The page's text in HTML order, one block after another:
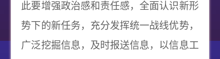
此要增强政治感和责任感，全面认识新形
势下的新任务，充分发挥统一战线优势，
广泛挖掘信息，及时报送信息，以信息工